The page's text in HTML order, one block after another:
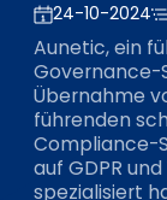
24-10-2024
Aunetic, ein
Governance-
Übernahme
führenden
Compliance-
auf GDPR
spezialisiert